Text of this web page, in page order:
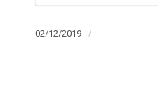
02/12/2019 /